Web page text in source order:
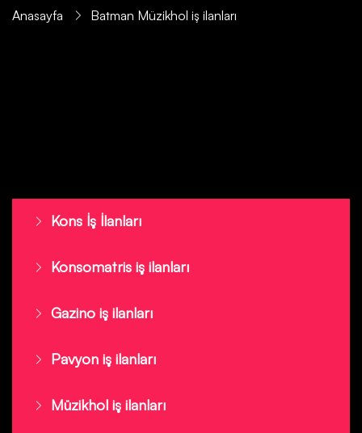
Anasayfa Batman Müzikhol iş ilanları
Kons İş İlanları
Konsomatris iş ilanları
Gazino iş ilanları
Pavyon iş ilanları
Müzikhol iş ilanları